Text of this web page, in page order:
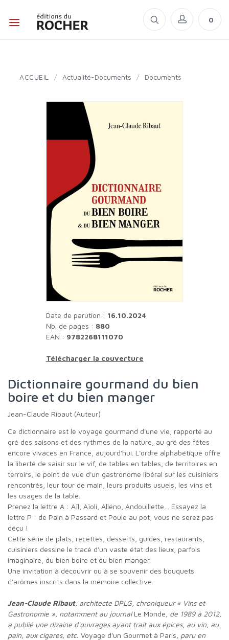
0
ACCUEIL / Actualité-Documents / Documents
Date de parution : 16.10.2024
Nb. de pages : 880
EAN : 9782268111070
Télécharger la couverture
Dictionnaire gourmand du bien
boire et du bien manger
Jean-Claude Ribaut (Auteur)
Ce dictionnaire est le voyage gourmand d'une vie, rapporté au
gré des saisons et des rythmes de la nature, au gré des fêtes
encore vivaces en France, aujourd'hui. L'ordre alphabétique offre
la liberté de saisir sur le vif, de tables en tables, de territoires en
terroirs, le point de vue d'un gastronome libéral sur les cuisiniers
rencontrés, leur tour de main, leurs produits usuels, les vins et
les usages de la table.
Prenez la lettre A : Aïl, Aïoli, Alléno, Andouillette… Essayez la
lettre P : de Pain à Passard et Poule au pot, vous ne serez pas
déçu !
Cette série de plats, recettes, desserts, guides, restaurants,
cuisiniers dessine le tracé d'un vaste état des lieux, parfois
imaginaire, du bien boire et du bien manger.
Une invitation à découvrir ou à se souvenir des bouquets
d'arômes inscrits dans la mémoire collective.
Jean-Claude Ribaut, architecte DPLG, chroniqueur « Vins et
Gastronomie », notamment au journalLe Monde , de 1989 à 2012,
a publié une dizaine d'ouvrages ayant trait aux épices, au vin, au
pain, aux cigares, etc. Voyage d'un Gourmet à Paris , paru en